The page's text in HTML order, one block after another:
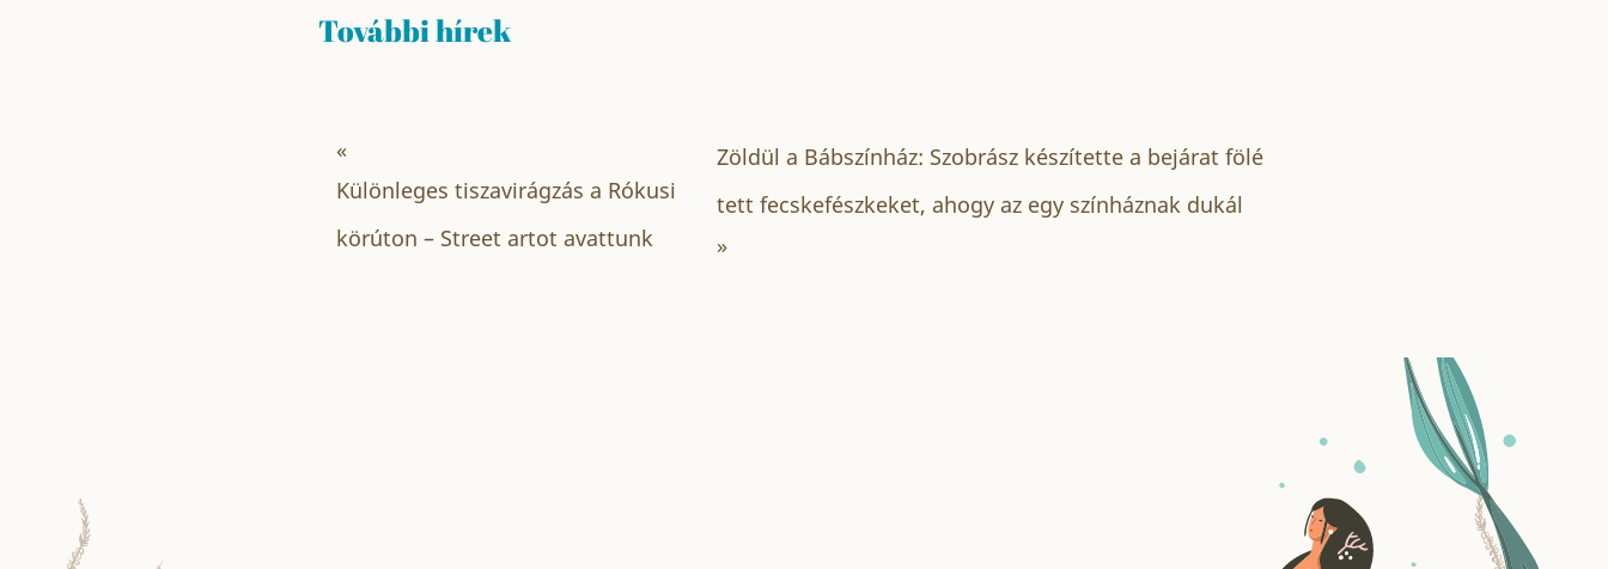
További hírek
«
Különleges tiszavirágzás a Rókusi
körúton – Street artot avattunk
Zöldül a Bábszínház: Szobrász készítette a bejárat fölé
tett fecskefészkeket, ahogy az egy színháznak dukál
»